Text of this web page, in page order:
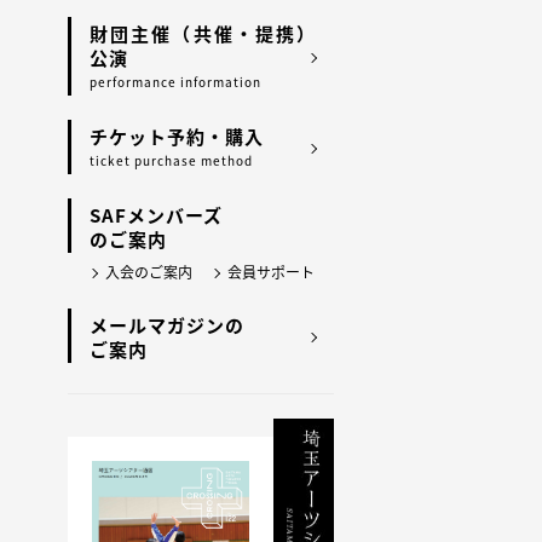
財団主催（共催・提携）
公演
performance information
チケット予約・購入
ticket purchase method
SAFメンバーズ
のご案内
入会のご案内 会員サポート
メールマガジンの
ご案内